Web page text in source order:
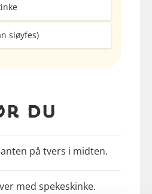
sløyfes)
du
på tvers i midten.
med spekeskinke.